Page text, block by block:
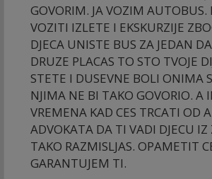
GOVORIM. JA VOZIM AUTOBUS.
VOZITI IZLETE I EKSKURZIJE
DJECA UNISTE BUS ZA JEDAN
DRUZE PLACAS TO STO TVOJE
STETE I DUSEVNE BOLI ONIMA
NJIMA NE BI TAKO GOVORIO. A
VREMENA KAD CES TRCATI OD
ADVOKATA DA TI VADI DJECU IZ
TAKO RAZMISLJAS. OPAMETIT
GARANTUJEM TI.